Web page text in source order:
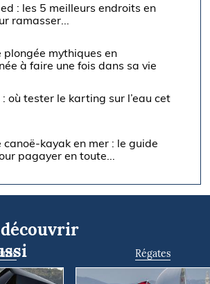
: les 5 meilleurs endroits en
ramasser...
plongée mythiques en
à faire une fois dans sa vie
où tester le karting sur l’eau cet
canoë-kayak en mer : le guide
pagayer en toute...
Régates